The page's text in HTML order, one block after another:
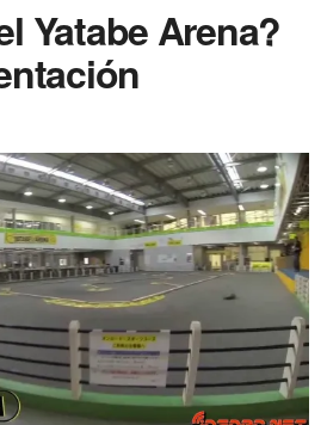
Yatabe Arena?